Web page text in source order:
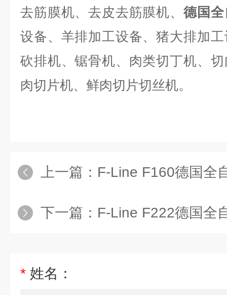
去筋膜机、去皮去筋膜机、 德国
设备、羊排加工设备、猪大排加
砍排机、锯骨机、肉类切丁机、
肉切片机、鲜肉切片切丝机。
上一篇： F-Line F160德国全
下一篇： F-Line F222德国全
* 姓名：